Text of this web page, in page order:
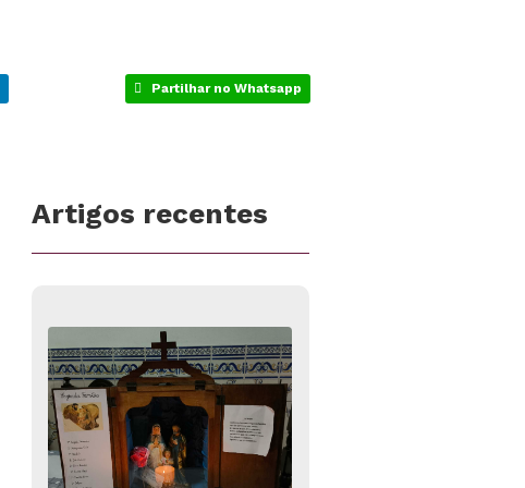
Partilhar no Whatsapp
Artigos recentes